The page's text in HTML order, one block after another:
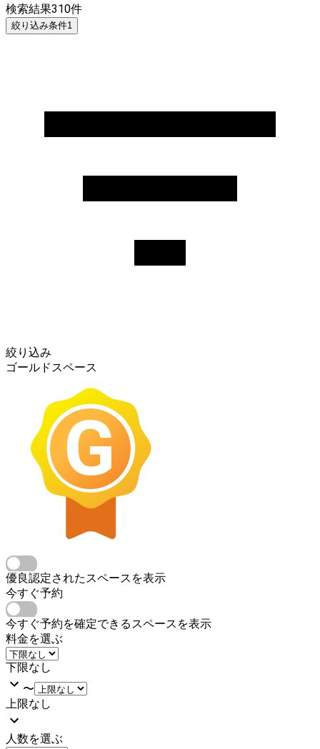
検索結果310件
絞り込み条件1
絞り込み
ゴールドスペース
優良認定されたスペースを表示
今すぐ予約
今すぐ予約を確定できるスペースを表示
料金を選ぶ
下限なし
〜
上限なし
人数を選ぶ